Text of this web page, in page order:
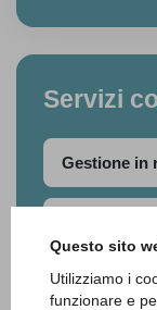
Questo sito
Utilizziamo i
funzionare e
Servizi
Gestione in